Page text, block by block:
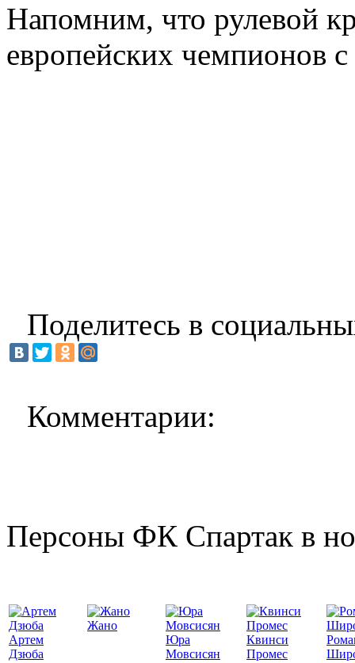
Напомним, что рулевой
европейских чемпионов
Поделитесь в
Комментарии:
Персоны ФК Спартак в
Артем
Дзюба
Жано
Юра
Мовсисян
Квинси
Промес